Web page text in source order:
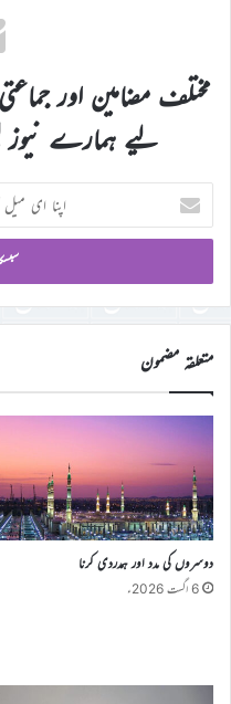
مختلف مضامین اور
لیے ہمارے نیوز
اپنا
ای
میل
ڈی
درج
کریں
متعلقہ مضمون
دوسروں کی مدد اور ہمدردی کرنا
6 اگست 2026ء